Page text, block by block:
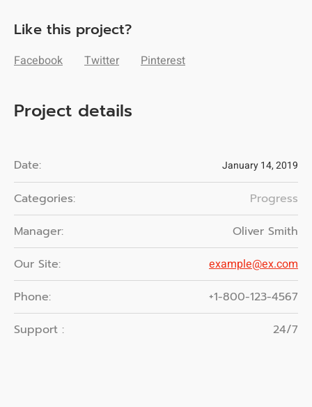
Like this project?
Facebook Twitter Pinterest
Project details
Date: January 14, 2019
Categories:
Progress
Manager:
Oliver Smith
Our Site:
example@ex.com
Phone:
+1-800-123-4567
Support :
24/7